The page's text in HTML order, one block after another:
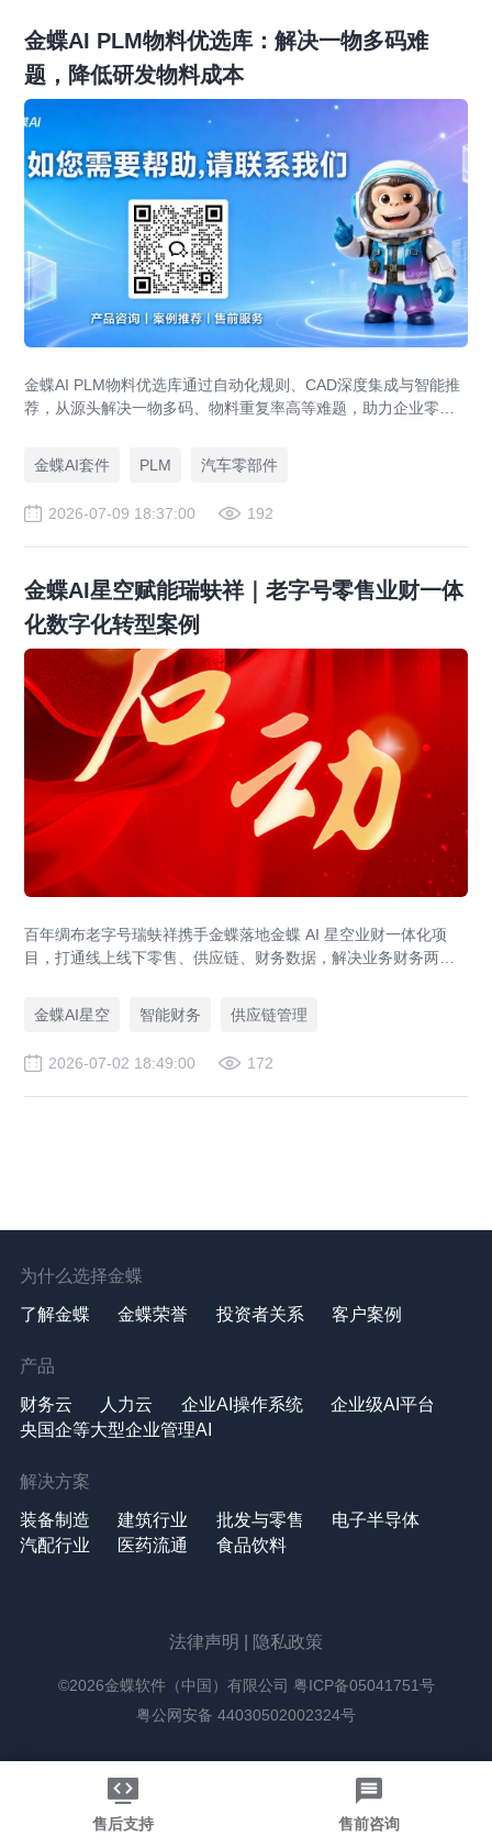
售后支持 售前咨询
金蝶AI PLM物料优选库：解决一物多码难
题，降低研发物料成本
金蝶AI PLM物料优选库通过自动化规则、CAD深度集成与智能推
荐，从源头解决一物多码、物料重复率高等难题，助力企业零部
金蝶AI套件
PLM 汽车零部件
2026-07-09 18:37:00 192
金蝶AI星空赋能瑞蚨祥｜老字号零售业财一体
化数字化转型案例
百年绸布老字号瑞蚨祥携手金蝶落地金蝶 AI 星空业财一体化项
目，打通线上线下零售、供应链、财务数据，解决业务财务两张
金蝶AI星空
智能财务 供应链管理
2026-07-02 18:49:00 172
为什么选择金蝶
了解金蝶 金蝶荣誉 投资者关系 客户案例
产品
财务云 人力云 企业AI操作系统
企业级AI平台
央国企等大型企业管理AI
解决方案
装备制造 建筑行业 批发与零售
电子半导体
汽配行业
医药流通 食品饮料
法律声明 隐私政策
©2026金蝶软件（中国）有限公司 粤ICP备05041751号
粤公网安备 44030502002324号